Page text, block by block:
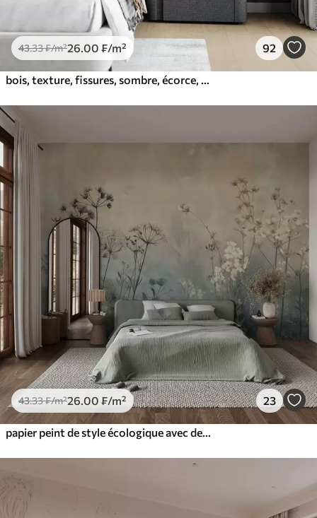
43.33₣/m²26 .00 ₣/m² 92
43.33₣/m²26 .00 ₣/m² 23